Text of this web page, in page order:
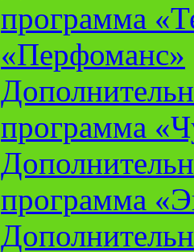
программа
«Перфоманс»
программа
программа